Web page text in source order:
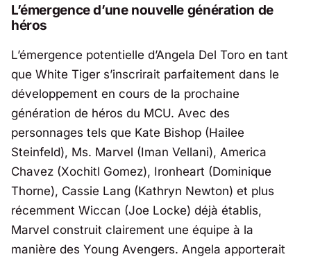
L’émergence d’une nouvelle génération de
héros
L’émergence potentielle d’Angela Del Toro en tant
que White Tiger s’inscrirait parfaitement dans le
développement en cours de la prochaine
génération de héros du MCU. Avec des
personnages tels que Kate Bishop (Hailee
Steinfeld), Ms. Marvel (Iman Vellani), America
Chavez (Xochitl Gomez), Ironheart (Dominique
Thorne), Cassie Lang (Kathryn Newton) et plus
récemment Wiccan (Joe Locke) déjà établis,
Marvel construit clairement une équipe à la
manière des Young Avengers. Angela apporterait